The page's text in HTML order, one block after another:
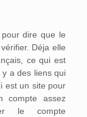
dire que le
Déja elle
ce qui est
a des liens qui
est un site pour
compte assez
le compte